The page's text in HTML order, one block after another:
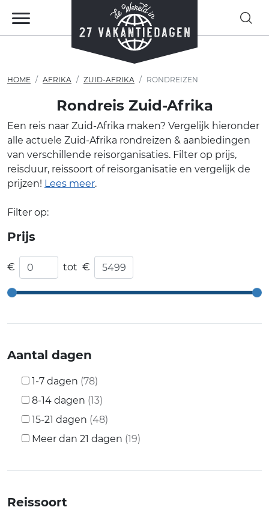
HOME AFRIKA ZUID-AFRIKA RONDREIZEN
Rondreis Zuid-Afrika
Een reis naar Zuid-Afrika maken? Vergelijk hieronder
alle actuele Zuid-Afrika rondreizen & aanbiedingen
van verschillende reisorganisaties. Filter op prijs,
reisduur, reissoort of reisorganisatie en vergelijk de
prijzen! Lees meer.
Filter op:
Prijs
€ tot €
Aantal dagen
1-7 dagen (78)
8-14 dagen (13)
15-21 dagen (48)
Meer dan 21 dagen (19)
Reissoort